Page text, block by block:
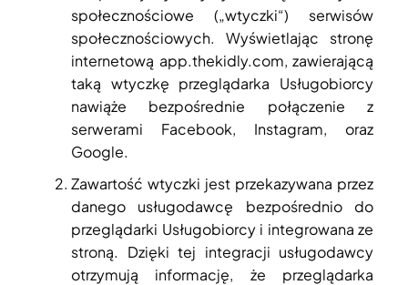
społecznościowe („wtyczki“) serwisów
społecznościowych. Wyświetlając stronę
internetową app.thekidly.com, zawierającą
taką wtyczkę przeglądarka Usługobiorcy
nawiąże bezpośrednie połączenie z
serwerami Facebook, Instagram, oraz
Google.
Zawartość wtyczki jest przekazywana przez
danego usługodawcę bezpośrednio do
przeglądarki Usługobiorcy i integrowana ze
stroną. Dzięki tej integracji usługodawcy
otrzymują informację, że przeglądarka